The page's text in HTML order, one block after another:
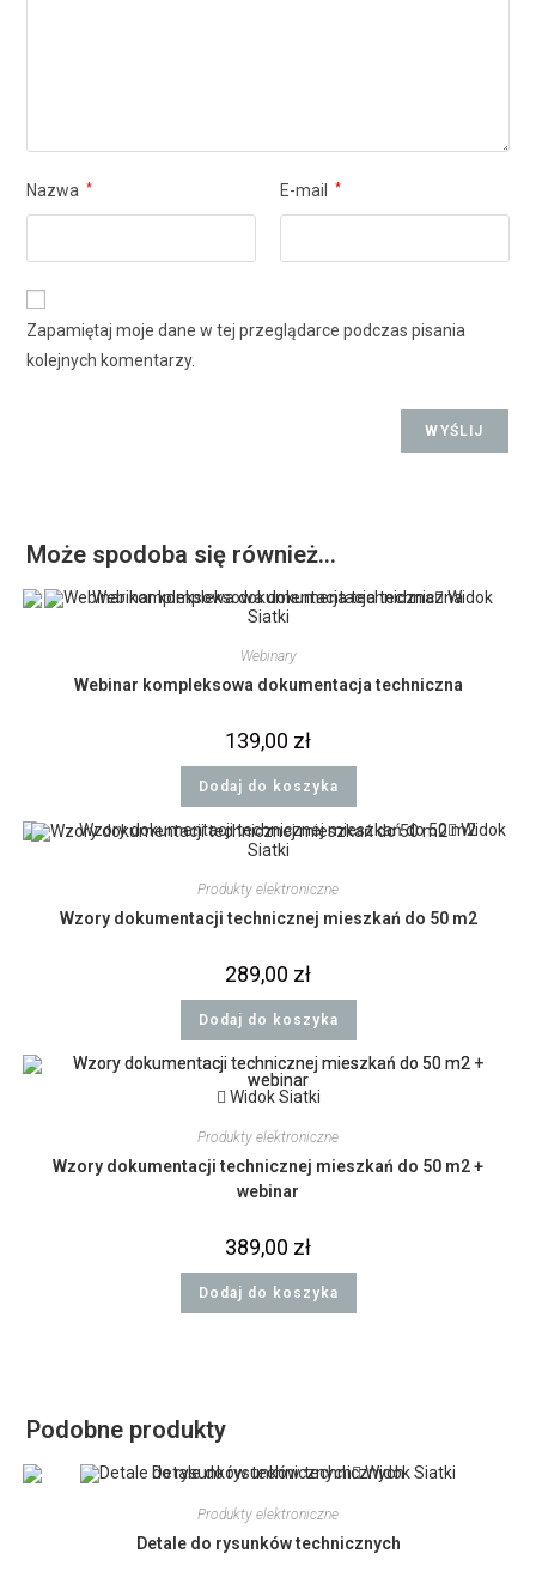
Nazwa * E-mail *
Zapamiętaj moje dane w tej przeglądarce podczas pisania
kolejnych komentarzy.
Może spodoba się również…
Widok
Siatki
Webinary
Webinar kompleksowa dokumentacja techniczna
139,00 zł
Dodaj do koszyka
Widok
Siatki
Produkty elektroniczne
Wzory dokumentacji technicznej mieszkań do 50 m2
289,00 zł
Dodaj do koszyka
Widok Siatki
Produkty elektroniczne
Wzory dokumentacji technicznej mieszkań do 50 m2 +
webinar
389,00 zł
Dodaj do koszyka
Podobne produkty
Widok Siatki
Produkty elektroniczne
Detale do rysunków technicznych